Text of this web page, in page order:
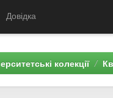
Довідка
колекції